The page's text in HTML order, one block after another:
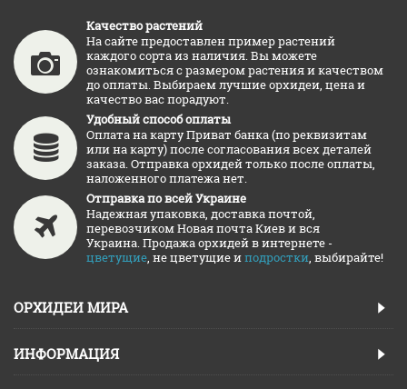
Качество растений
На сайте предоставлен пример растений
каждого сорта из наличия. Вы можете
ознакомиться с размером растения и качеством
до оплаты. Выбираем лучшие орхидеи, цена и
качество вас порадуют.
Удобный способ оплаты
Оплата на карту Приват банка (по реквизитам
или на карту) после согласования всех деталей
заказа. Отправка орхидей только после оплаты,
наложенного платежа нет.
Отправка по всей Украине
Надежная упаковка, доставка почтой,
перевозчиком Новая почта Киев и вся
Украина. Продажа орхидей в интернете -
цветущие, не цветущие иподростки, выбирайте!
ОРХИДЕИ МИРА
ИНФОРМАЦИЯ